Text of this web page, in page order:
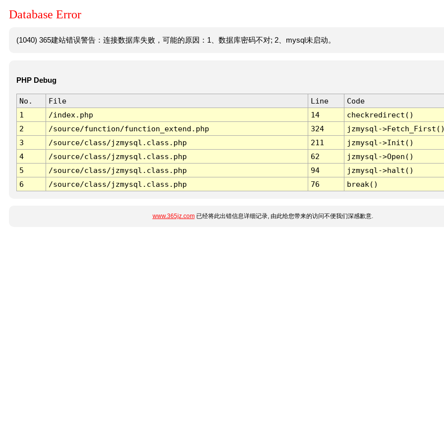
Database Error
(1040) 365建站错误警告：连接数据库失败，可能的原因：1、数据库密码不对; 2、mysql未启动。
PHP Debug
No. File Line
Code
1
/index.php 14
checkredirect()
2
/source/function/function_extend.php 324
jzmysql-
3
/source/class/jzmysql.class.php 211
jzmysql->Init()
4
/source/class/jzmysql.class.php 62
jzmysql->Open()
5
/source/class/jzmysql.class.php 94
jzmysql->halt()
6
/source/class/jzmysql.class.php 76 break()
www.365jz.com已经将此出错信息详细记录, 由此给您带来的访问不便我们深感歉意.